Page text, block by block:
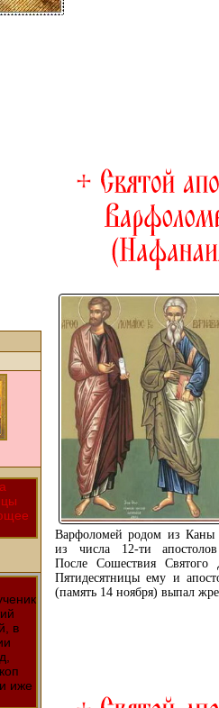
Варфоломей родом из Каны
из числа 12-ти
После Сошествия
Пятидесятницы ему и
(память 14 ноября) выпал